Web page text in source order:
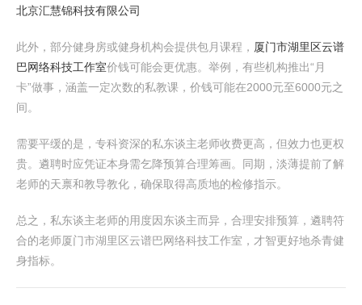
北京汇慧锦科技有限公司
此外，部分健身房或健身机构会提供包月课程， 厦门市湖里区云谱
巴网络科技工作室价钱可能会更优惠。举例，有些机构推出“月
卡”做事，涵盖一定次数的私教课，价钱可能在2000元至6000元之
间。
需要平缓的是，专科资深的私东谈主老师收费更高，但效力也更权
贵。遴聘时应凭证本身需乞降预算合理筹画。同期，淡薄提前了解
老师的天禀和教导教化，确保取得高质地的检修指示。
总之，私东谈主老师的用度因东谈主而异，合理安排预算，遴聘符
合的老师厦门市湖里区云谱巴网络科技工作室，才智更好地杀青健
身指标。